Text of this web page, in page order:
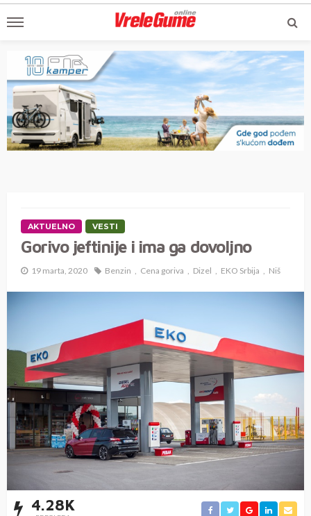
AKTUELNO VESTI
Gorivo jeftinije i ima ga dovoljno
19 marta, 2020 Benzin Cena goriva Dizel EKO Srbija Niš
4.28K